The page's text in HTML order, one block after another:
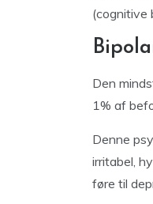
(cognitive
Den
1% af
Denne
irritabel,
føre til